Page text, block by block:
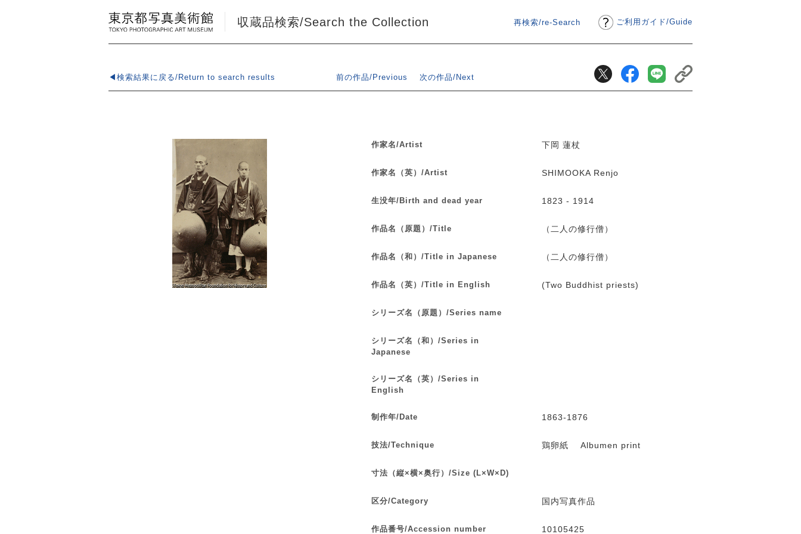
ご利用ガイド/Guide
収蔵品検索/Search the Collection 再検索/re-Search
◀検索結果に戻る/Return to search results 前の作品/Previous 次の作品/Next
作家名/Artist 下岡 蓮杖
作家名（英）/Artist SHIMOOKA Renjo
生没年/Birth and dead year 1823 - 1914
作品名（原題）/Title （二人の修行僧）
作品名（和）/Title in Japanese （二人の修行僧）
作品名（英）/Title in English (Two Buddhist priests)
シリーズ名（原題）/Series name
シリーズ名（和）/Series in
Japanese
シリーズ名（英）/Series in
English
制作年/Date 1863-1876
技法/Technique 鶏卵紙 Albumen print
寸法（縦×横×奥行）/Size (L×W×D)
区分/Category 国内写真作品
作品番号/Accession number 10105425